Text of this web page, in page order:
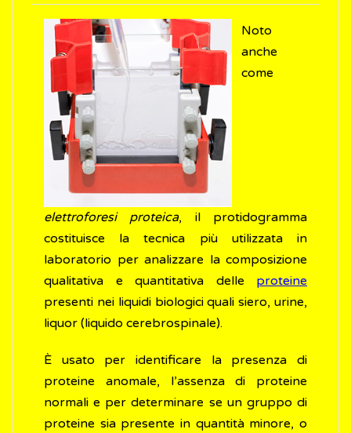
Noto
anche
come
elettroforesi proteica, il protidogramma
costituisce la tecnica più utilizzata in
laboratorio per analizzare la composizione
qualitativa e quantitativa delle proteine
presenti nei liquidi biologici quali siero, urine,
liquor (liquido cerebrospinale).
È usato per identificare la presenza di
proteine anomale, l’assenza di proteine
normali e per determinare se un gruppo di
proteine sia presente in quantità minore, o